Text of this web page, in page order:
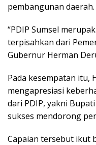
pembangunan daerah.
“PDIP Sumsel
terpisahkan dari
Gubernur Herman
Pada kesempatan itu,
mengapresiasi
dari PDIP, yakni
sukses mendorong
Capaian tersebut ikut